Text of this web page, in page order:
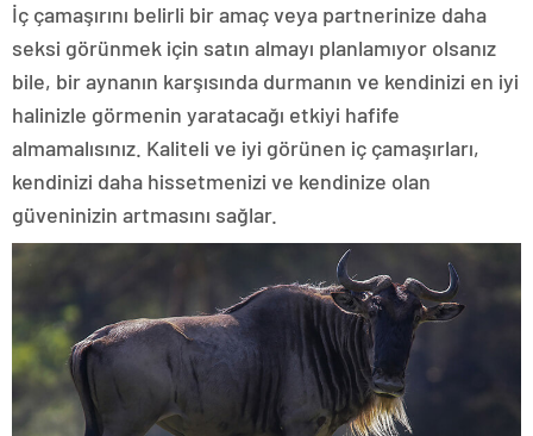
İç çamaşırını belirli bir amaç veya partnerinize daha
seksi görünmek için satın almayı planlamıyor olsanız
bile, bir aynanın karşısında durmanın ve kendinizi en iyi
halinizle görmenin yaratacağı etkiyi hafife
almamalısınız. Kaliteli ve iyi görünen iç çamaşırları,
kendinizi daha hissetmenizi ve kendinize olan
güveninizin artmasını sağlar.